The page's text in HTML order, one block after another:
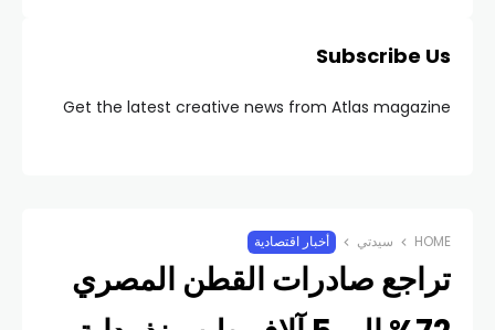
Subscribe Us
Get the latest creative news from Atlas magazine
HOME سيدتي أخبار اقتصادية
تراجع صادرات القطن المصري